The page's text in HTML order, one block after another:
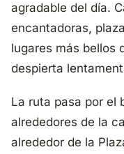
agradable del día.
encantadoras,
lugares más bellos
despierta
La ruta pasa por el
alrededores de la
alrededor de la